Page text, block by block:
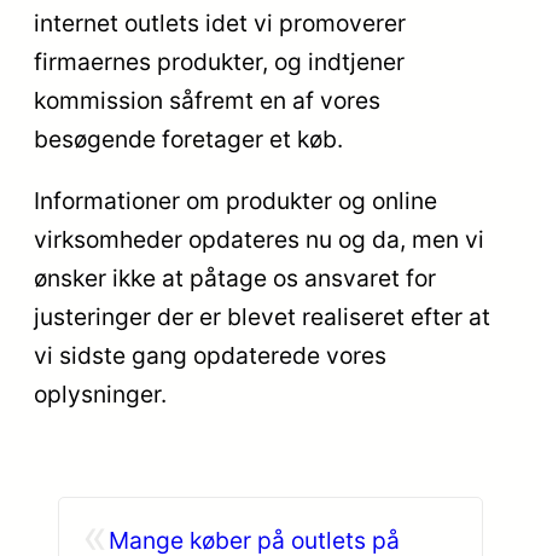
internet outlets idet vi promoverer
firmaernes produkter, og indtjener
kommission såfremt en af vores
besøgende foretager et køb.
Informationer om produkter og online
virksomheder opdateres nu og da, men vi
ønsker ikke at påtage os ansvaret for
justeringer der er blevet realiseret efter at
vi sidste gang opdaterede vores
oplysninger.
Mange køber på outlets på